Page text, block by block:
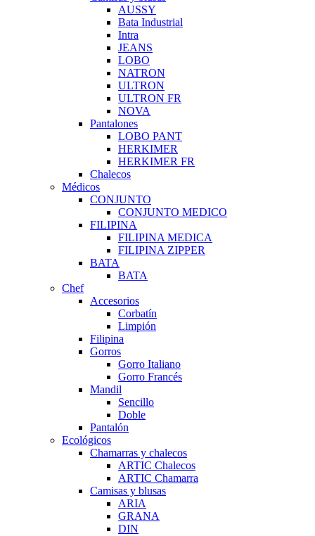
AUSSY
Bata Industrial
Intra
JEANS
LOBO
NATRON
ULTRON
ULTRON FR
NOVA
Pantalones
LOBO PANT
HERKIMER
HERKIMER FR
Chalecos
Médicos
CONJUNTO
CONJUNTO MEDICO
FILIPINA
FILIPINA MEDICA
FILIPINA ZIPPER
BATA
BATA
Chef
Accesorios
Corbatín
Limpión
Filipina
Gorros
Gorro Italiano
Gorro Francés
Mandil
Sencillo
Doble
Pantalón
Ecológicos
Chamarras y chalecos
ARTIC Chalecos
ARTIC Chamarra
Camisas y blusas
ARIA
GRANA
DIN